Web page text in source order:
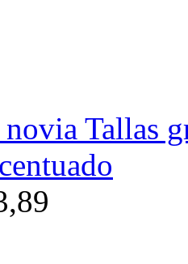
Tallas